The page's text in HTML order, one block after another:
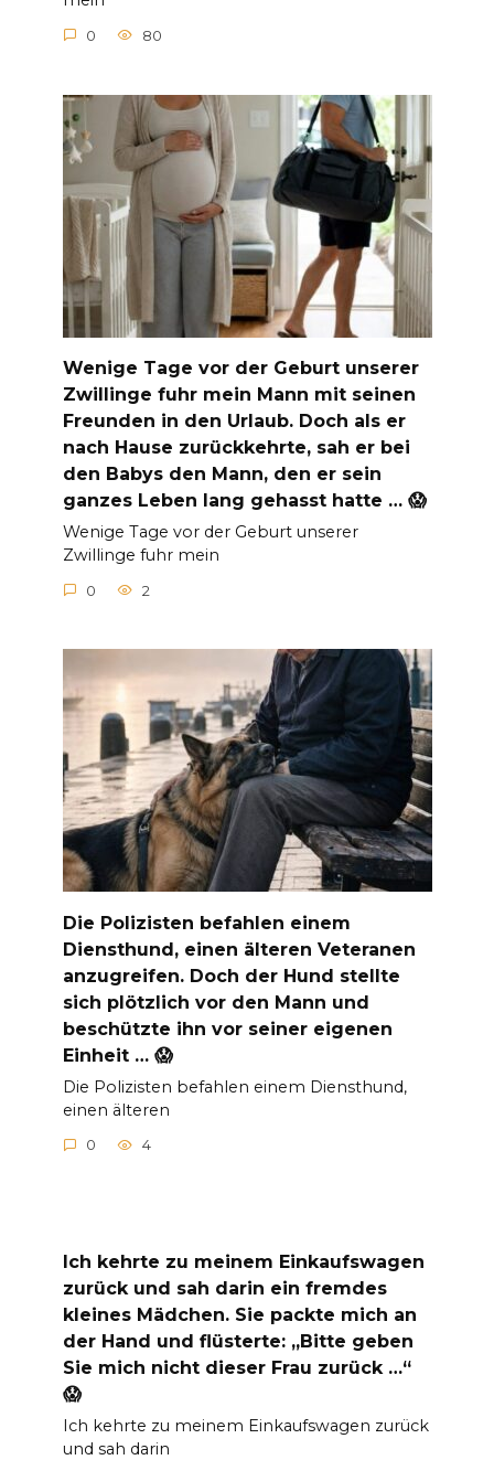
0 80
Wenige Tage vor der Geburt unserer
Zwillinge fuhr mein Mann mit seinen
Freunden in den Urlaub. Doch als er
nach Hause zurückkehrte, sah er bei
den Babys den Mann, den er sein
ganzes Leben lang gehasst hatte … 😱
Wenige Tage vor der Geburt unserer
Zwillinge fuhr mein
0 2
Die Polizisten befahlen einem
Diensthund, einen älteren Veteranen
anzugreifen. Doch der Hund stellte
sich plötzlich vor den Mann und
beschützte ihn vor seiner eigenen
Einheit … 😱
Die Polizisten befahlen einem Diensthund,
einen älteren
0 4
Ich kehrte zu meinem Einkaufswagen
zurück und sah darin ein fremdes
kleines Mädchen. Sie packte mich an
der Hand und flüsterte: „Bitte geben
Sie mich nicht dieser Frau zurück …“
😱
Ich kehrte zu meinem Einkaufswagen zurück
und sah darin